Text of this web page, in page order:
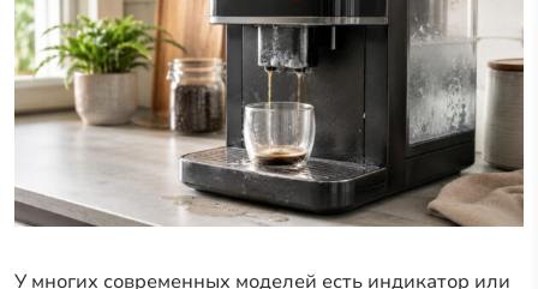
У многих современных моделей есть индикатор или